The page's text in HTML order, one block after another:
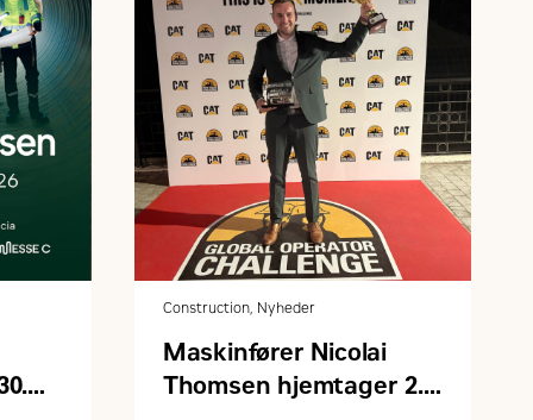
Construction, Nyheder
Maskinfører Nicolai
Thomsen hjemtager 2.